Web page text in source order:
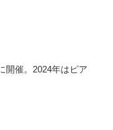
開催。2024年はピア